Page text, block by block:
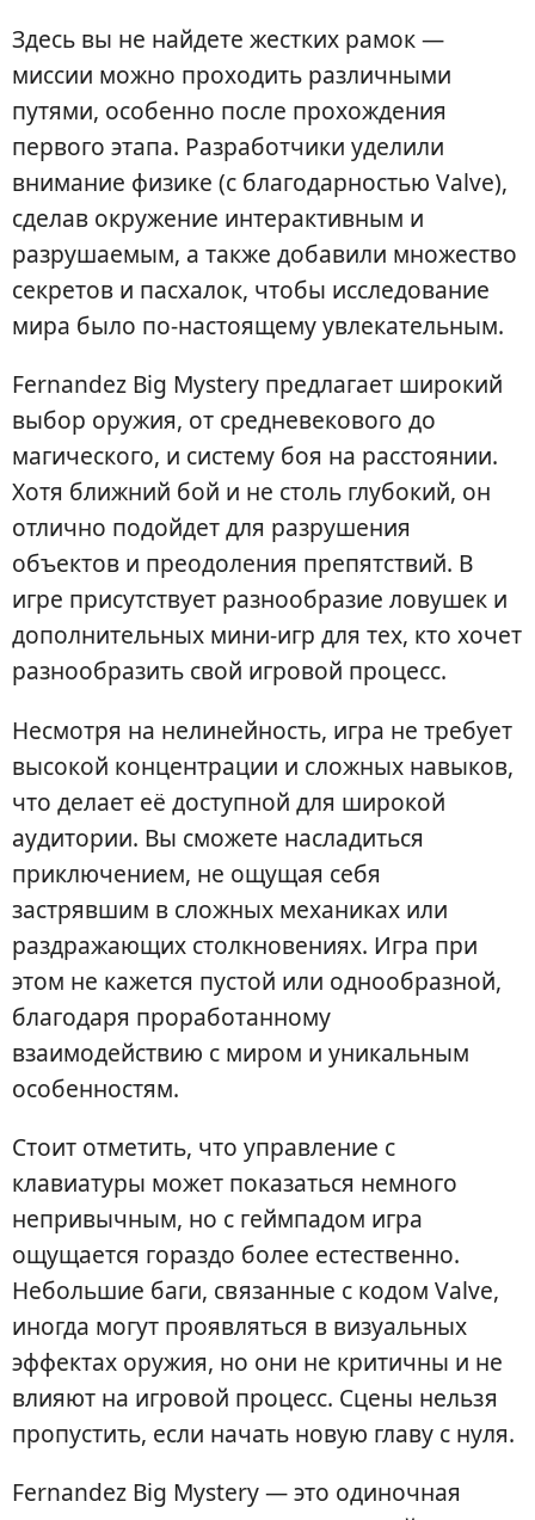
Здесь вы не найдете жестких рамок —
миссии можно проходить различными
путями, особенно после прохождения
первого этапа. Разработчики уделили
внимание физике (с благодарностью Valve),
сделав окружение интерактивным и
разрушаемым, а также добавили множество
секретов и пасхалок, чтобы исследование
мира было по-настоящему увлекательным.
Fernandez Big Mystery предлагает широкий
выбор оружия, от средневекового до
магического, и систему боя на расстоянии.
Хотя ближний бой и не столь глубокий, он
отлично подойдет для разрушения
объектов и преодоления препятствий. В
игре присутствует разнообразие ловушек и
дополнительных мини-игр для тех, кто хочет
разнообразить свой игровой процесс.
Несмотря на нелинейность, игра не требует
высокой концентрации и сложных навыков,
что делает её доступной для широкой
аудитории. Вы сможете насладиться
приключением, не ощущая себя
застрявшим в сложных механиках или
раздражающих столкновениях. Игра при
этом не кажется пустой или однообразной,
благодаря проработанному
взаимодействию с миром и уникальным
особенностям.
Стоит отметить, что управление с
клавиатуры может показаться немного
непривычным, но с геймпадом игра
ощущается гораздо более естественно.
Небольшие баги, связанные с кодом Valve,
иногда могут проявляться в визуальных
эффектах оружия, но они не критичны и не
влияют на игровой процесс. Сцены нельзя
пропустить, если начать новую главу с нуля.
Fernandez Big Mystery — это одиночная